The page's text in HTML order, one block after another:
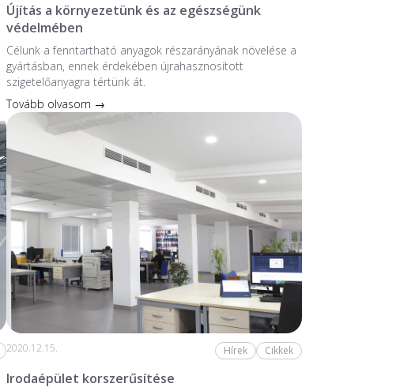
Újítás a környezetünk és az egészségünk
védelmében
Célunk a fenntartható anyagok részarányának növelése a
gyártásban, ennek érdekében újrahasznosított
szigetelőanyagra tértünk át.
Tovább olvasom →
2020.12.15. Hírek Cikkek
Irodaépület korszerűsítése